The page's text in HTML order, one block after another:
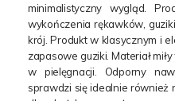
minimalistyczny wygląd.
wykończenia rękawków,
krój. Produkt w klasycznym i
zapasowe guziki. Materiał
w pielęgnacji. Odporny
sprawdzi się idealnie również